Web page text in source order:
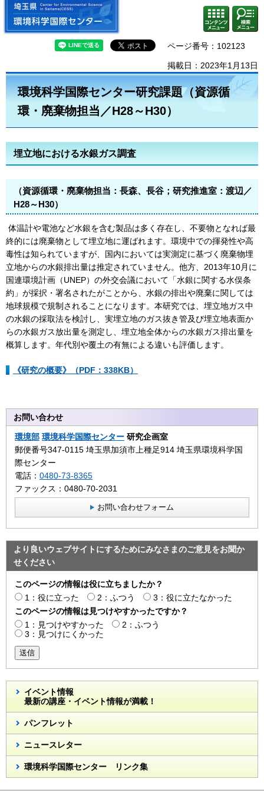
埼玉県 環境科学国際センター
コンテ
ンツメ
ニュー
検索・
共通メ
ニュー
ページ番号：102123
掲載日：2023年1月13日
環境科学国際センター研究課題（資源循
環・廃棄物担当／H28～H30）
埋立地における水銀ガス調査
（資源循環・廃棄物担当：長森、長谷；研究推進室：渡辺／
H28～H30）
体温計や電池など水銀を含む製品は多く存在し、不要物となれば最
終的には廃棄物として埋立地に運ばれます。環境中での揮発性や高
毒性は知られていますが、国内においては実測定に基づく廃棄物埋
立地からの水銀排出量は推定されていません。他方、2013年10月に
国連環境計画（UNEP）の外交会議において「水銀に関する水俣条
約」が採択・署名されたがことから、水銀の排出や廃棄に関しては
地球規模で規制されることになります。本研究では、埋立地ガス中
の水銀の採取法を検討し、実埋立地のガス抜き管及び埋立地表面か
らの水銀ガス放出量を測定し、埋立地全体からの水銀ガス排出量を
概算します。年代別や覆土の有無による違いも評価します。
《研究の概要》（PDF：338KB）
お問い合わせ
環境部 環境科学国際センター 研究企画室
郵便番号347-0115 埼玉県加須市上種足914 埼玉県環境科学国
際センター
電話： 0480-73-8365
ファックス：0480-70-2031
お問い合わせフォーム
より良いウェブサイトにするためにみなさまのご意見をお聞か
せください
このページの情報は役に立ちましたか？
1：役に立った
2：ふつう
3：役に立たなかった
このページの情報は見つけやすかったですか？
1：見つけやすかった
2：ふつう
3：見つけにくかった
送信
イベント情報
最新の講座・イベント情報が満載！
パンフレット
ニュースレター
環境科学国際センター リンク集